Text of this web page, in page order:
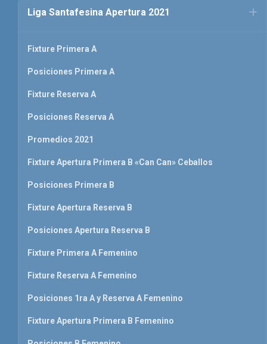
Liga Santafesina Apertura 2021
Fixture Primera A
Posiciones Primera A
Fixture Reserva A
Posiciones Reserva A
Promedios 2021
Fixture Apertura Primera B «Can Can» Ceballos
Posiciones Primera B
Fixture Apertura Reserva B
Posiciones Apertura Reserva B
Fixture Primera A Femenino
Fixture Reserva A Femenino
Posiciones 1ra A y Reserva A Femenino
Fixture Apertura Primera B Femenino